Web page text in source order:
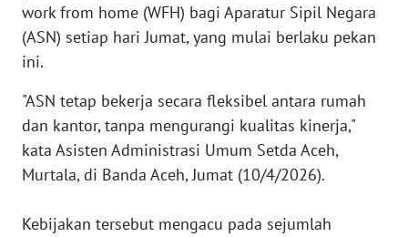
work from home (WFH) bagi Aparatur Sipil Negara
(ASN) setiap hari Jumat, yang mulai berlaku pekan
ini.
"ASN tetap bekerja secara fleksibel antara rumah
dan kantor, tanpa mengurangi kualitas kinerja,"
kata Asisten Administrasi Umum Setda Aceh,
Murtala, di Banda Aceh, Jumat (10/4/2026).
‎Kebijakan tersebut mengacu pada sejumlah
REDAKSI
DISCLAIMER
Wahana